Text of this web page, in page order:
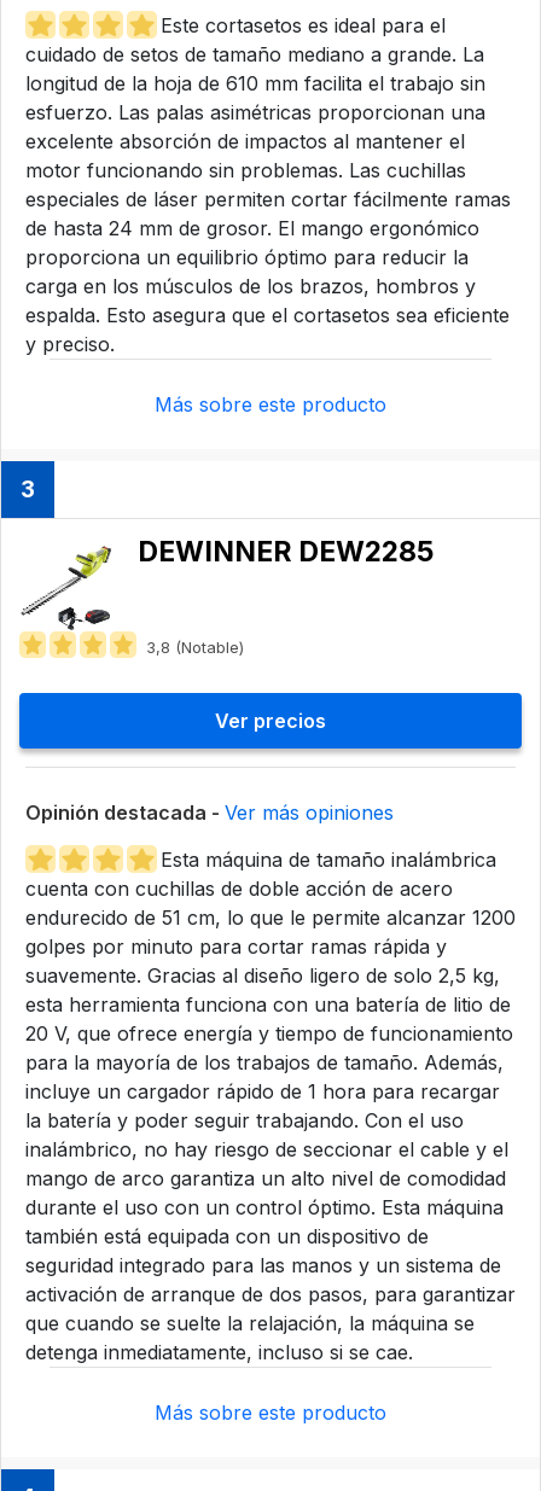
Este cortasetos es ideal para el
cuidado de setos de tamaño mediano a grande. La
longitud de la hoja de 610 mm facilita el trabajo sin
esfuerzo. Las palas asimétricas proporcionan una
excelente absorción de impactos al mantener el
motor funcionando sin problemas. Las cuchillas
especiales de láser permiten cortar fácilmente ramas
de hasta 24 mm de grosor. El mango ergonómico
proporciona un equilibrio óptimo para reducir la
carga en los músculos de los brazos, hombros y
espalda. Esto asegura que el cortasetos sea eficiente
y preciso.
Más sobre este producto
3
DEWINNER DEW2285
3,8 (Notable)
Ver precios
Opinión destacada - Ver más opiniones
Esta máquina de tamaño inalámbrica
cuenta con cuchillas de doble acción de acero
endurecido de 51 cm, lo que le permite alcanzar 1200
golpes por minuto para cortar ramas rápida y
suavemente. Gracias al diseño ligero de solo 2,5 kg,
esta herramienta funciona con una batería de litio de
20 V, que ofrece energía y tiempo de funcionamiento
para la mayoría de los trabajos de tamaño. Además,
incluye un cargador rápido de 1 hora para recargar
la batería y poder seguir trabajando. Con el uso
inalámbrico, no hay riesgo de seccionar el cable y el
mango de arco garantiza un alto nivel de comodidad
durante el uso con un control óptimo. Esta máquina
también está equipada con un dispositivo de
seguridad integrado para las manos y un sistema de
activación de arranque de dos pasos, para garantizar
que cuando se suelte la relajación, la máquina se
detenga inmediatamente, incluso si se cae.
Más sobre este producto